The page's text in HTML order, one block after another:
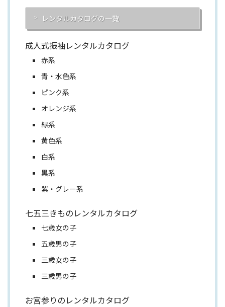
レンタルカタログの一覧
成人式振袖レンタルカタログ
赤系
青・水色系
ピンク系
オレンジ系
緑系
黄色系
白系
黒系
紫・グレー系
七五三きものレンタルカタログ
七歳女の子
五歳男の子
三歳女の子
三歳男の子
お宮参りのレンタルカタログ